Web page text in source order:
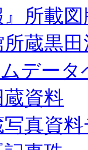
』所載
蔵黒
データ
資料
写真資